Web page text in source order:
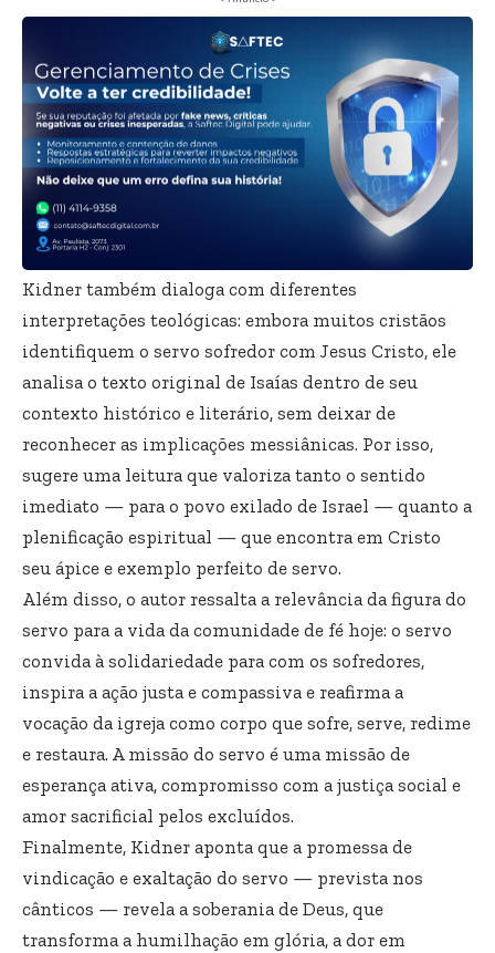
Kidner também dialoga com diferentes
interpretações teológicas: embora muitos cristãos
identifiquem o servo sofredor com Jesus Cristo, ele
analisa o texto original de Isaías dentro de seu
contexto histórico e literário, sem deixar de
reconhecer as implicações messiânicas. Por isso,
sugere uma leitura que valoriza tanto o sentido
imediato — para o povo exilado de Israel — quanto a
plenificação espiritual — que encontra em Cristo
seu ápice e exemplo perfeito de servo.
Além disso, o autor ressalta a relevância da figura do
servo para a vida da comunidade de fé hoje: o servo
convida à solidariedade para com os sofredores,
inspira a ação justa e compassiva e reafirma a
vocação da igreja como corpo que sofre, serve, redime
e restaura. A missão do servo é uma missão de
esperança ativa, compromisso com a justiça social e
amor sacrificial pelos excluídos.
Finalmente, Kidner aponta que a promessa de
vindicação e exaltação do servo — prevista nos
cânticos — revela a soberania de Deus, que
transforma a humilhação em glória, a dor em